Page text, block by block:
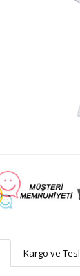
Kargo ve